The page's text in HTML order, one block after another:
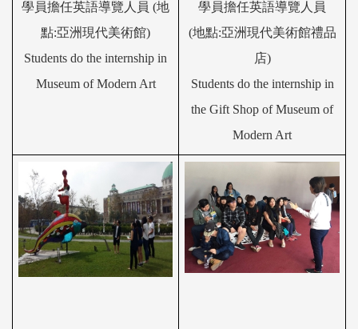
學員擔任英語導覽 人員 (地
點:亞洲現代美術館)
Students do the internship in
Museum of Modern Art
學員擔任英語導覽 人員
(地點:亞洲現代美術館禮品
店)
Students do the internship in
the Gift Shop ofMuseum of
Modern Art